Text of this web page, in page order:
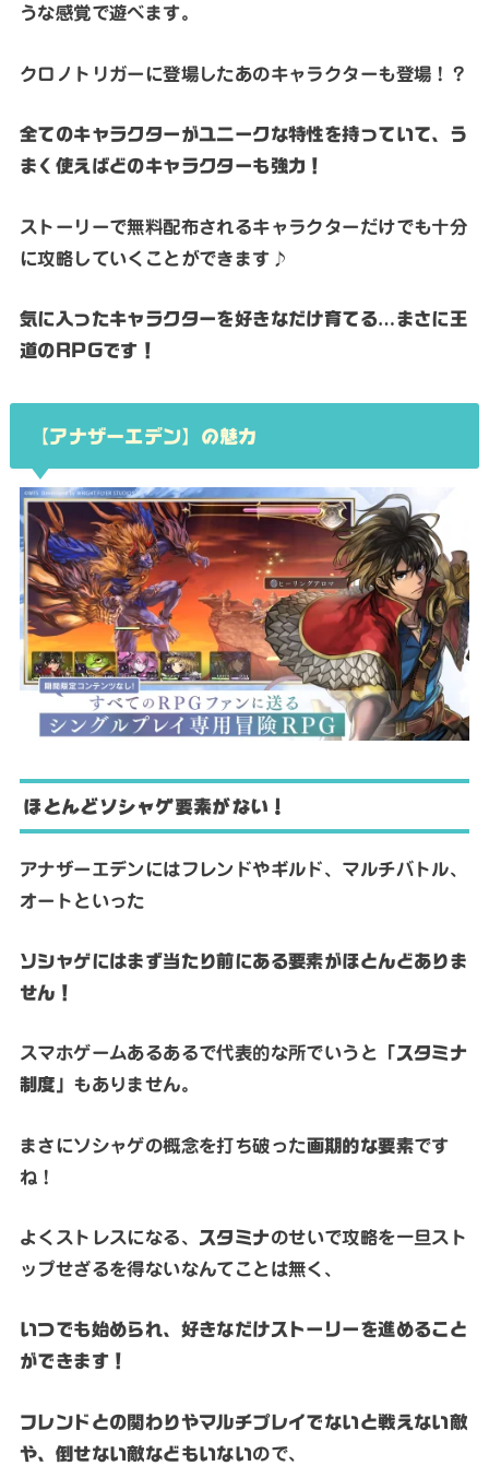
うな感覚で遊べます。
クロノトリガーに登場したあのキャラクターも登場！？
全てのキャラクターがユニークな特性を持っていて、う
まく使えばどのキャラクターも強力！
ストーリーで無料配布されるキャラクターだけでも十分
に攻略していくことができます♪
気に入ったキャラクターを好きなだけ育てる…まさに王
道のRPGです！
【アナザーエデン】の魅力
ほとんどソシャゲ要素がない！
アナザーエデンにはフレンドやギルド、マルチバトル、
オートといった
ソシャゲにはまず当たり前にある要素がほとんどありま
せん！
スマホゲームあるあるで代表的な所でいうと
「スタミナ
制度」 もありません。
まさにソシャゲの概念を打ち破った画期的な要素です
ね！
よくストレスになる、 スタミナのせいで攻略を一旦スト
ップせざるを得ないなんてことは無く、
いつでも始められ、好きなだけストーリーを進めること
ができます！
フレンドとの関わりやマルチプレイでないと戦えない敵
や、倒せない敵などもいないので、